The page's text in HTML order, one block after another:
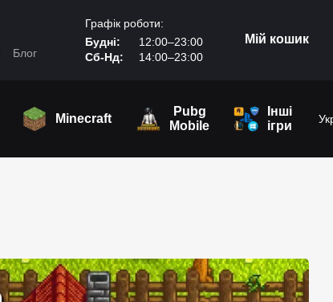
Блог
Графік роботи:
Будні:
12:00–23:00
Сб-Нд:
14:00–23:00
Мій кошик
Minecraft
Pubg
Mobile
Інші
ігри